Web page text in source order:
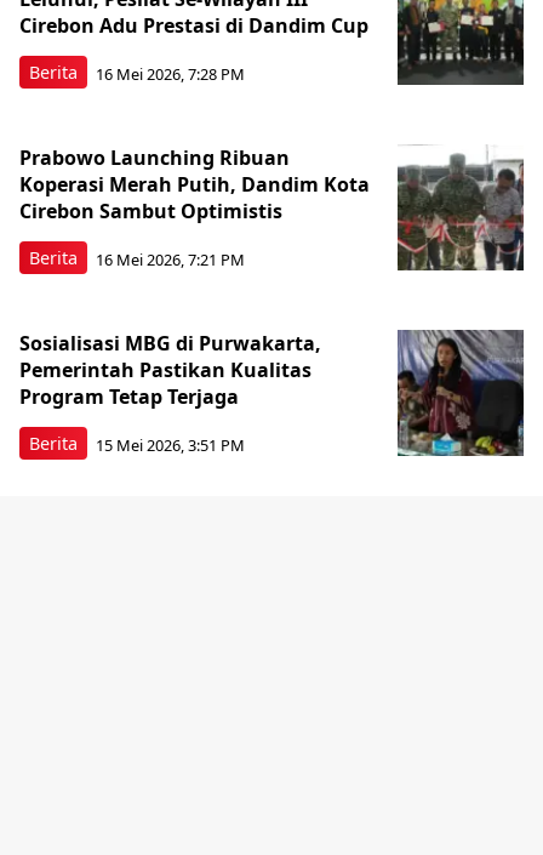
Berita
Cirebon Adu Prestasi di Dandim Cup
16 Mei 2026, 7:28 PM
Berita
Prabowo Launching Ribuan
Koperasi Merah Putih, Dandim Kota
Cirebon Sambut Optimistis
16 Mei 2026, 7:21 PM
Berita
Sosialisasi MBG di Purwakarta,
Pemerintah Pastikan Kualitas
Program Tetap Terjaga
15 Mei 2026, 3:51 PM